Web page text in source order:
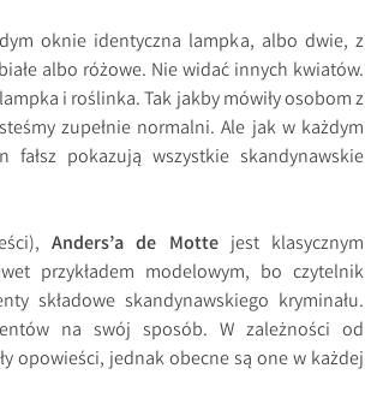
oknie identyczna lampka, albo dwie, z
albo różowe. Nie widać innych kwiatów.
i roślinka. Tak jakby mówiły osobom z
zupełnie normalni. Ale jak w każdym
pokazują wszystkie skandynawskie
Anders’a de Mottejest klasycznym
przykładem modelowym, bo czytelnik
składowe skandynawskiego kryminału.
na swój sposób. W zależności od
opowieści, jednak obecne są one w każdej